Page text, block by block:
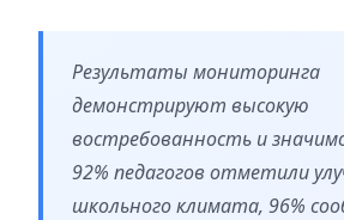
Результаты мониторинга
демонстрируют высокую
востребованность и
92% педагогов отметили
школьного климата, 96%